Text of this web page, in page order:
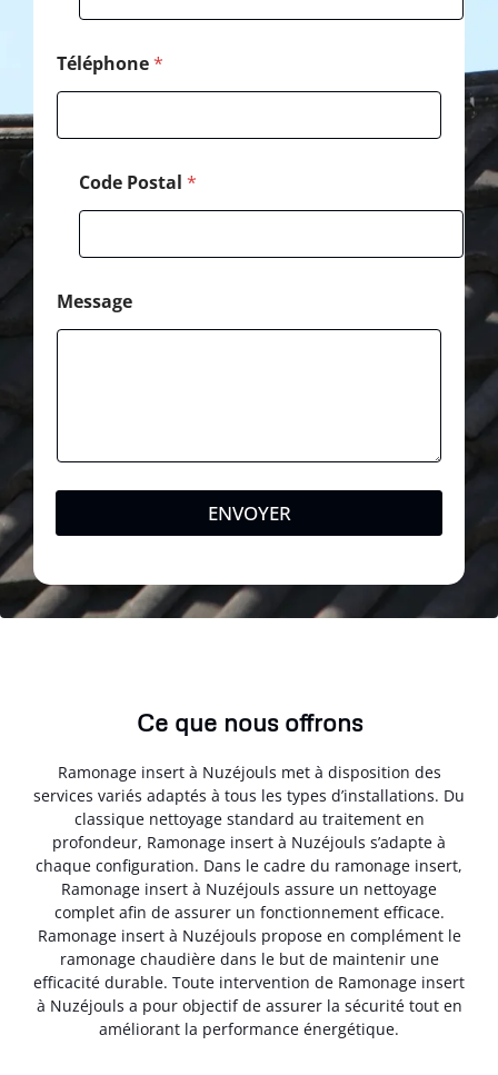
Téléphone*
a
i
Code Postal *
Message
ENVOYER
Ce que nous offrons
Ramonage insert à Nuzéjouls met à disposition des
services variés adaptés à tous les types d’installations. Du
classique nettoyage standard au traitement en
profondeur, Ramonage insert à Nuzéjouls s’adapte à
chaque configuration. Dans le cadre du ramonage insert,
Ramonage insert à Nuzéjouls assure un nettoyage
complet afin de assurer un fonctionnement efficace.
Ramonage insert à Nuzéjouls propose en complément le
ramonage chaudière dans le but de maintenir une
efficacité durable. Toute intervention de Ramonage insert
à Nuzéjouls a pour objectif de assurer la sécurité tout en
améliorant la performance énergétique.